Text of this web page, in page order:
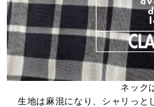
ネック
生地は麻混になり、シャリっと